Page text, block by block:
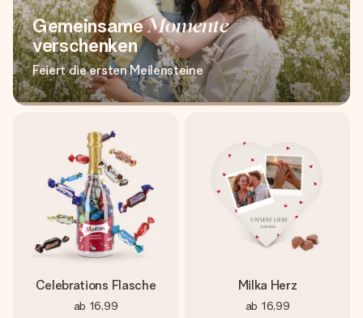
GemeinsameMomente
verschenken
Feiert die ersten Meilensteine
Celebrations Flasche
ab 16,99
Milka Herz
ab 16,99